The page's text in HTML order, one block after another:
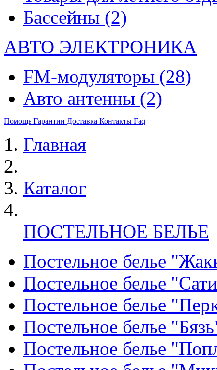
Бассейны (2)
АВТО ЭЛЕКТРОНИКА
FM-модуляторы (28)
Авто антенны (2)
Помощь Гарантии Доставка Контакты Faq
Главная
Каталог
ПОСТЕЛЬНОЕ БЕЛЬЕ
Постельное белье
Постельное белье
Постельное белье
Постельное белье
Постельное белье